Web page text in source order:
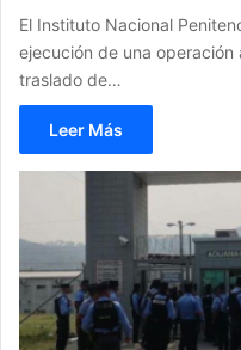
El Instituto Nacional
ejecución de una
traslado de…
Leer Más